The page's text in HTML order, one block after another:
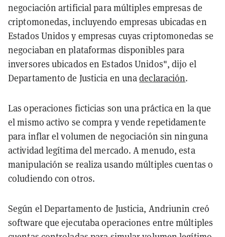
negociación artificial para múltiples empresas de
criptomonedas, incluyendo empresas ubicadas en
Estados Unidos y empresas cuyas criptomonedas se
negociaban en plataformas disponibles para
inversores ubicados en Estados Unidos", dijo el
Departamento de Justicia en unadeclaración.
Las operaciones ficticias son una práctica en la que
el mismo activo se compra y vende repetidamente
para inflar el volumen de negociación sin ninguna
actividad legítima del mercado. A menudo, esta
manipulación se realiza usando múltiples cuentas o
coludiendo con otros.
Según el Departamento de Justicia, Andriunin creó
software que ejecutaba operaciones entre múltiples